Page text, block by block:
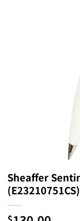
Sheaffer
(E23210751CS)